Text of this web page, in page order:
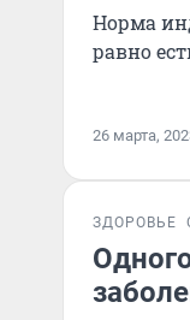
Норма
равно
26 марта,
ЗДОРОВЬЕ